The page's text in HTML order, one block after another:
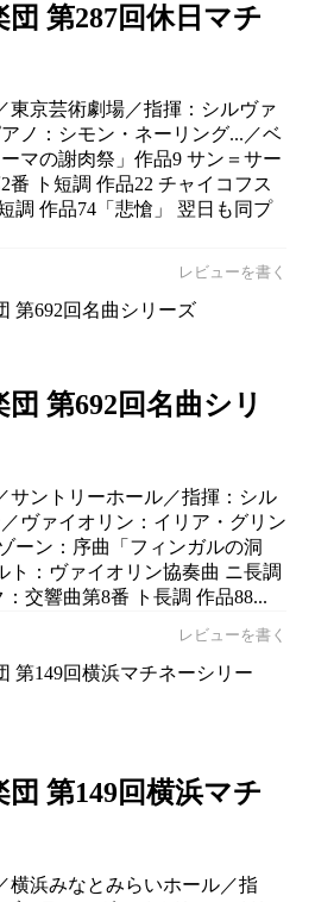
第287回休日マチ
東京芸術劇場／指揮：シルヴァ
ノ：シモン・ネーリング...／ベ
マの謝肉祭」作品9 サン＝サー
番 ト短調 作品22 チャイコフス
調 作品74「悲愴」 翌日も同プ
レビューを書く
第692回名曲シリ
サントリーホール／指揮：シル
ヴァイオリン：イリア・グリン
ーン：序曲「フィンガルの洞
ト：ヴァイオリン協奏曲 ニ長調
交響曲第8番 ト長調 作品88...
レビューを書く
第149回横浜マチ
横浜みなとみらいホール／指